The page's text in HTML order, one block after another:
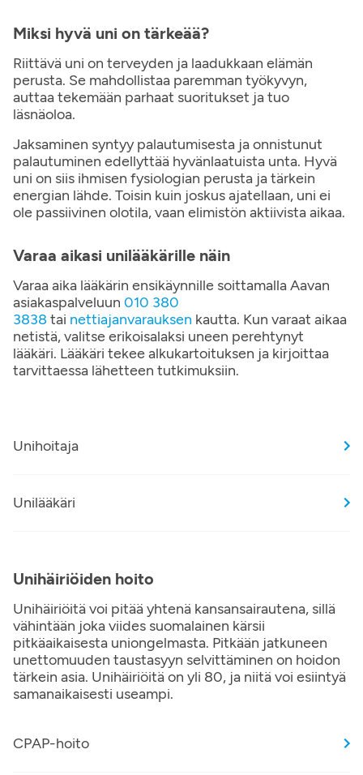
Miksi hyvä uni on tärkeää?
Riittävä uni on terveyden ja laadukkaan elämän
perusta. Se mahdollistaa paremman työkyvyn,
auttaa tekemään parhaat suoritukset ja tuo
läsnäoloa.
Jaksaminen syntyy palautumisesta ja onnistunut
palautuminen edellyttää hyvänlaatuista unta. Hyvä
uni on siis ihmisen fysiologian perusta ja tärkein
energian lähde. Toisin kuin joskus ajatellaan, uni ei
ole passiivinen olotila, vaan elimistön aktiivista aikaa.
Varaa aikasi unilääkärille näin
Varaa aika lääkärin ensikäynnille soittamalla Aavan
asiakaspalveluun 010 380
3838 tai nettiajanvarauksen kautta. Kun varaat aikaa
netistä, valitse erikoisalaksi uneen perehtynyt
lääkäri. Lääkäri tekee alkukartoituksen ja kirjoittaa
tarvittaessa lähetteen tutkimuksiin.
Unihoitaja
Unilääkäri
Unihäiriöiden hoito
Unihäiriöitä voi pitää yhtenä kansansairautena, sillä
vähintään joka viides suomalainen kärsii
pitkäaikaisesta uniongelmasta. Pitkään jatkuneen
unettomuuden taustasyyn selvittäminen on hoidon
tärkein asia. Unihäiriöitä on yli 80, ja niitä voi esiintyä
samanaikaisesti useampi.
CPAP-hoito